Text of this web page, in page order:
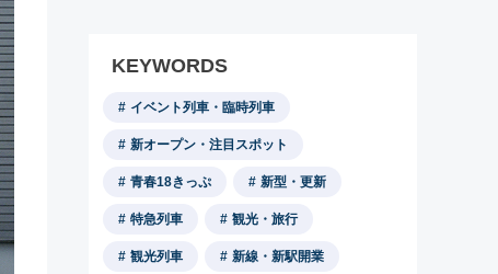
KEYWORDS
イベント列車・臨時列車
新オープン・注目スポット
青春18きっぷ 新型・更新
特急列車 観光・旅行
観光列車 新線・新駅開業